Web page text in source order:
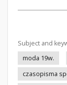
Subject and
moda 19w.
czasopisma